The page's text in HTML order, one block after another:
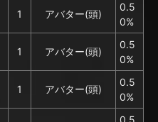
1 アバター(頭)
0.5
0%
1 アバター(頭)
0.5
0%
1 アバター(頭)
0.5
0%